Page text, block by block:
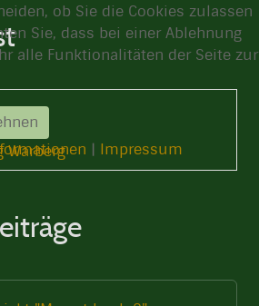
Warberg
ob Sie die Cookies zulassen
Sie, dass bei einer Ablehnung
alle Funktionalitäten der Seite zur
| Impressum